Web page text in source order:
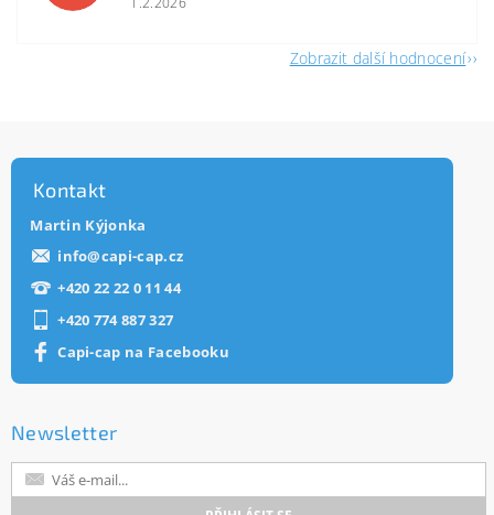
Zobrazit další hodnocení
Kontakt
Martin Kýjonka
info@capi-cap.cz
+420 22 22 0 11 44
+420 774 887 327
Capi-cap na Facebooku
Newsletter